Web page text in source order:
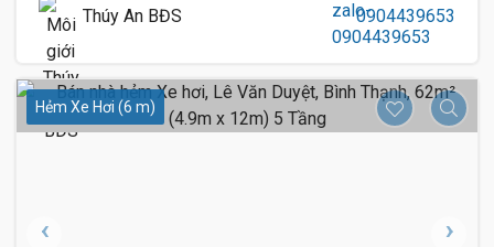
Thúy An BĐS 0904439653
Hẻm Xe Hơi (6 m)